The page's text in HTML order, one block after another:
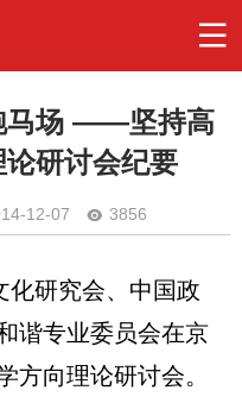
马场 ——坚持高
研讨会纪要
12-07 3856
化研究会、中国政
谐专业委员会在京
方向理论研讨会。